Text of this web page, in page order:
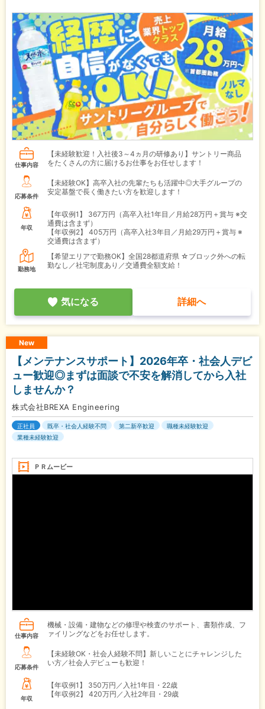
仕事内容
【未経験歓迎！入社後3～4ヵ月の研修あり】サントリー商品
をたくさんの方に届けるお仕事をお任せします！
応募条件
【未経験OK】高卒入社の先輩たちも活躍中◎大手グループの
安定基盤で長く働きたい方を歓迎します！
年収
【年収例1】
367万円（高卒入社1年目／月給28万円＋賞与 ※交
通費は含まず）
【年収例2】
405万円（高卒入社3年目／月給29万円＋賞与 ※
交通費は含まず）
勤務地
【希望エリアで勤務OK】全国28都道府県 ☆ブロック外への転
勤なし／社宅制度あり／交通費全額支給！
気になる 詳細へ
New
【メンテナンスサポート】2026年卒・社会人デビ
ュー歓迎◎まずは面談で不安を解消してから入社
しませんか？
株式会社BREXA Engineering
正社員 既卒・社会人経験不問 第二新卒歓迎
職種未経験歓迎
業種未経験歓迎
ＰＲムービー
仕事内容
機械・設備・建物などの修理や検査のサポート、書類作成、フ
ァイリングなどをお任せします。
応募条件
【未経験OK・社会人経験不問】新しいことにチャレンジした
い方／社会人デビューも歓迎！
年収
【年収例1】
350万円／入社1年目・22歳
【年収例2】
420万円／入社2年目・29歳